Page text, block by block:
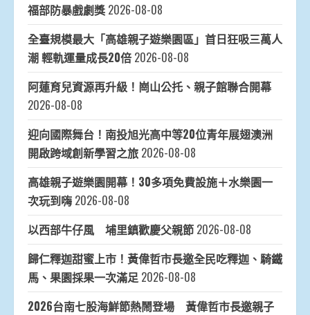
福部防暴戲劇獎 2026-08-08
全臺規模最大「高雄親子遊樂園區」首日狂吸三萬人
潮 輕軌運量成長20倍 2026-08-08
阿蓮育兒資源再升級！崗山公托、親子館聯合開幕
2026-08-08
迎向國際舞台！南投旭光高中等20位青年展翅澳洲
開啟跨域創新學習之旅 2026-08-08
高雄親子遊樂園開幕！30多項免費設施＋水樂園一
次玩到嗨 2026-08-08
以西部牛仔風 埔里鎮歡慶父親節 2026-08-08
歸仁釋迦甜蜜上市！黃偉哲市長邀全民吃釋迦、騎鐵
馬、果園採果一次滿足 2026-08-08
2026台南七股海鮮節熱鬧登場 黃偉哲市長邀親子